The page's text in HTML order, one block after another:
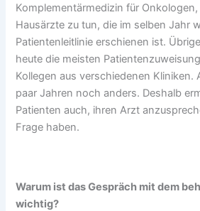
Komplementärmedizin für
Hausärzte zu tun, die im selben Jahr
Patientenleitlinie erschienen ist.
heute die meisten
Kollegen aus verschiedenen Kliniken.
paar Jahren noch anders. Deshalb
Patienten auch, ihren Arzt
Frage haben.
Warum ist das Gespräch mit dem
wichtig?